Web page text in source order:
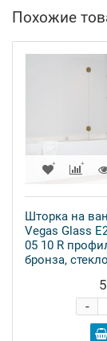
Похожие
Шторка на
Vegas Glass
05 10 R
бронза,
-